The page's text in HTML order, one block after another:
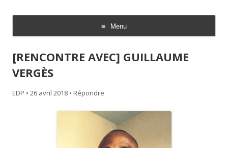
Menu
Aller
contenu
[RENCONTRE AVEC] GUILLAUME
VERGÈS
EDP • 26 avril 2018 • Répondre